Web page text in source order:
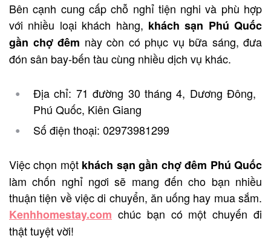
Bên cạnh cung cấp chỗ nghỉ tiện nghi và phù hợp
với nhiều loại khách hàng, khách sạn Phú Quốc
gần chợ đêm này còn có phục vụ bữa sáng, đưa
đón sân bay-bến tàu cùng nhiều dịch vụ khác.
Địa chỉ: 71 đường 30 tháng 4, Dương Đông,
Phú Quốc, Kiên Giang
Số điện thoại: 02973981299
Việc chọn một khách sạn gần chợ đêm Phú Quốc
làm chốn nghỉ ngơi sẽ mang đến cho bạn nhiều
thuận tiện về việc di chuyển, ăn uống hay mua sắm.
Kenhhomestay.com chúc bạn có một chuyến đi
thật tuyệt vời!